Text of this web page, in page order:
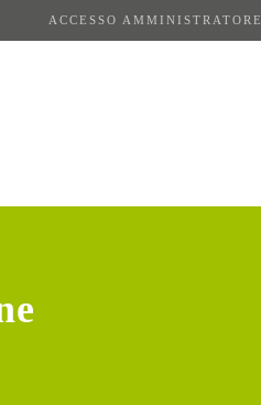
ACCESSO AMMINISTRATORE